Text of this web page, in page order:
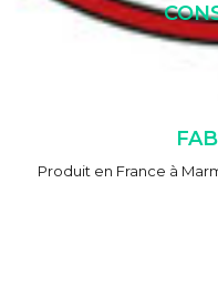
Produit en France à